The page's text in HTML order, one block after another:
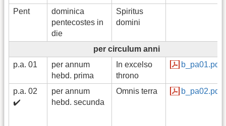
Pent
dominica
pentecostes in
die
Spiritus
domini
per circulum anni
p.a. 01
per annum
hebd. prima
In excelso
throno
b_pa01.pdf
p.a. 02
✔️
per annum
hebd. secunda
Omnis terra b_pa02.pdf